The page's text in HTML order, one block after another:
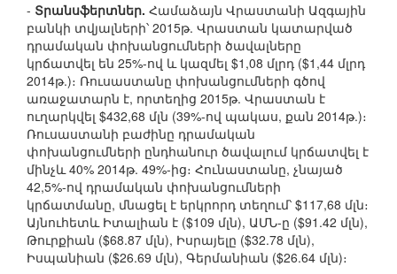
- Տրանսֆերտներ. Համաձայն Վրաստանի Ազգային
բանկի տվյալների՝ 2015թ. Վրաստան կատարված
դրամական փոխանցումների ծավալները
կրճատվել են 25%-ով և կազմել $1,08 մլրդ ($1,44 մլրդ
2014թ.)։ Ռուսաստանը փոխանցումների գծով
առաջատարն է, որտեղից 2015թ. Վրաստան է
ուղարկվել $432,68 մլն (39%-ով պակաս, քան 2014թ.)։
Ռուսաստանի բաժինը դրամական
փոխանցումների ընդհանուր ծավալում կրճատվել է
մինչև 40% 2014թ. 49%-ից։ Հունաստանը, չնայած
42,5%-ով դրամական փոխանցումների
կրճատմանը, մնացել է երկրորդ տեղում՝ $117,68 մլն։
Այնուհետև Իտալիան է ($109 մլն), ԱՄՆ-ը ($91.42 մլն),
Թուրքիան ($68.87 մլն), Իսրայելը ($32.78 մլն),
Իսպանիան ($26.69 մլն), Գերմանիան ($26.64 մլն)։